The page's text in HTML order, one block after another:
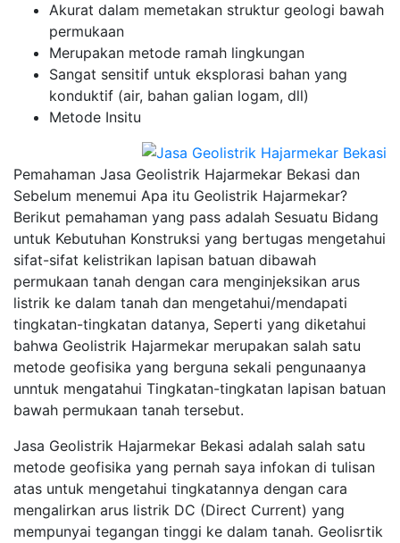
Akurat dalam memetakan struktur geologi bawah
permukaan
Merupakan metode ramah lingkungan
Sangat sensitif untuk eksplorasi bahan yang
konduktif (air, bahan galian logam, dll)
Metode Insitu
Pemahaman Jasa Geolistrik Hajarmekar Bekasi dan
Sebelum menemui Apa itu Geolistrik Hajarmekar?
Berikut pemahaman yang pass adalah Sesuatu Bidang
untuk Kebutuhan Konstruksi yang bertugas mengetahui
sifat-sifat kelistrikan lapisan batuan dibawah
permukaan tanah dengan cara menginjeksikan arus
listrik ke dalam tanah dan mengetahui/mendapati
tingkatan-tingkatan datanya, Seperti yang diketahui
bahwa Geolistrik Hajarmekar merupakan salah satu
metode geofisika yang berguna sekali pengunaanya
unntuk mengatahui Tingkatan-tingkatan lapisan batuan
bawah permukaan tanah tersebut.
Jasa Geolistrik Hajarmekar Bekasi adalah salah satu
metode geofisika yang pernah saya infokan di tulisan
atas untuk mengetahui tingkatannya dengan cara
mengalirkan arus listrik DC (Direct Current) yang
mempunyai tegangan tinggi ke dalam tanah. Geolisrtik